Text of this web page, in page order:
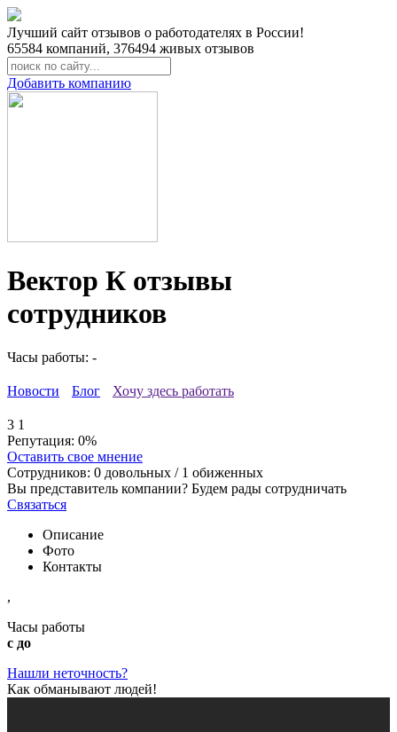
Лучший сайт отзывов о работодателях в России!
65584 компаний, 376494 живых отзывов
Добавить компанию
Вектор К отзывы
сотрудников
Часы работы: -
Новости Блог Хочу здесь работать
3 1
Репутация: 0%
Оставить свое мнение
Сотрудников: 0 довольных / 1 обиженных
Вы представитель компании? Будем рады сотрудничать
Связаться
Описание
Фото
Контакты
,
Часы работы
с до
Нашли неточность?
Как обманывают людей!